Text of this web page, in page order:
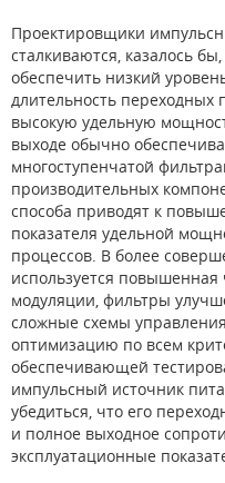
Проектировщики
сталкиваются, казалось
обеспечить низкий
длительность переходных
высокую удельную
выходе обычно
многоступенчатой
производительных
способа приводят к
показателя удельной
процессов. В более
используется
модуляции, фильтры
сложные схемы
оптимизацию по всем
обеспечивающей
импульсный источник
убедиться, что его
и полное выходное
эксплуатационные